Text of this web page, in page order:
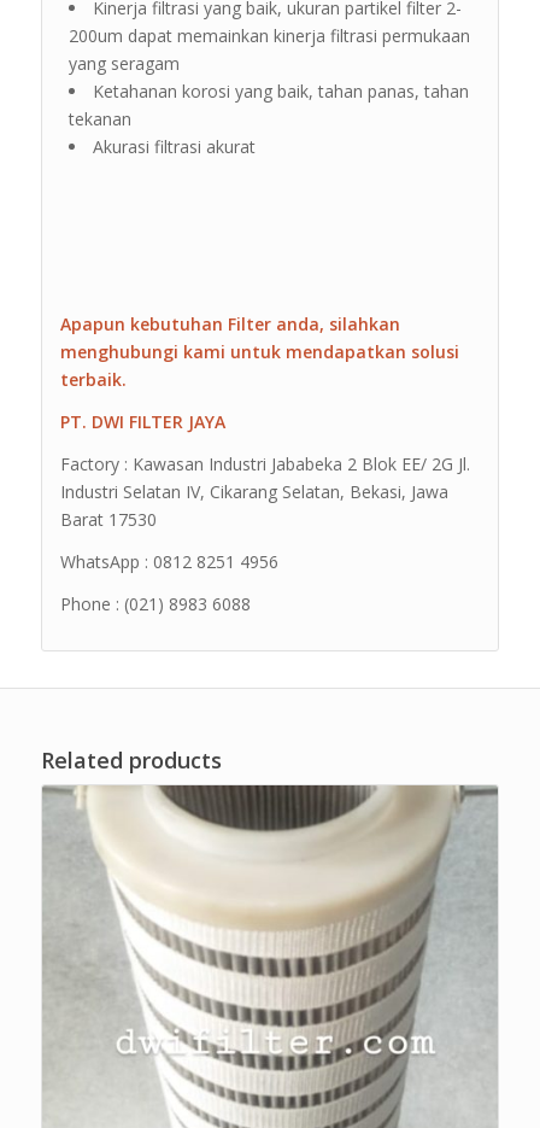
Kinerja filtrasi yang baik, ukuran partikel filter 2-
200um dapat memainkan kinerja filtrasi permukaan
yang seragam
Ketahanan korosi yang baik, tahan panas, tahan
tekanan
Akurasi filtrasi akurat
Apapun kebutuhan Filter anda, silahkan
menghubungi kami untuk mendapatkan solusi
terbaik.
PT. DWI FILTER JAYA
Factory : Kawasan Industri Jababeka 2 Blok EE/ 2G Jl.
Industri Selatan IV, Cikarang Selatan, Bekasi, Jawa
Barat 17530
WhatsApp : 0812 8251 4956
Phone : (021) 8983 6088
Related products